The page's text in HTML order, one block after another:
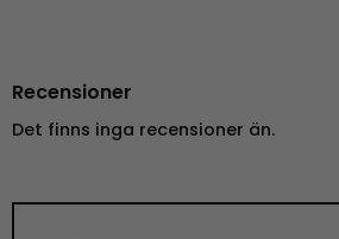
Recensioner
Det finns inga recensioner än.